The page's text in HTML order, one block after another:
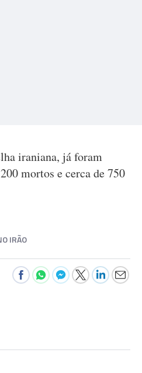
iraniana, já foram
mortos e cerca de 750
IRÃO